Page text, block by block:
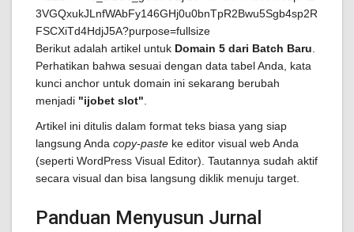
Berikut adalah artikel untuk Domain 5 dari Batch Baru
Perhatikan bahwa sesuai dengan data tabel Anda, kata
kunci anchor untuk domain ini sekarang berubah
menjadi "ijobet slot"
Artikel ini ditulis dalam format teks biasa yang siap
langsung Anda copy-paste ke editor visual web Anda
(seperti WordPress Visual Editor). Tautannya sudah aktif
secara visual dan bisa langsung diklik menuju target.
Panduan Menyusun Jurnal